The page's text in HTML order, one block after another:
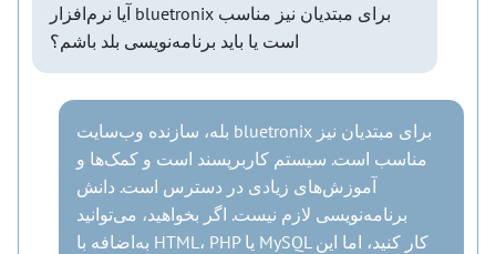
آیا نرم‌افزار bluetronix برای مبتدیان نیز مناسب
است یا باید برنامه‌نویسی بلد باشم؟
بله، سازنده وب‌سایت bluetronix برای مبتدیان نیز
مناسب است. سیستم کاربرپسند است و کمک‌ها و
آموزش‌های زیادی در دسترس است. دانش
برنامه‌نویسی لازم نیست. اگر بخواهید، می‌توانید
به‌اضافه با HTML، PHP یا MySQL کار کنید، اما این